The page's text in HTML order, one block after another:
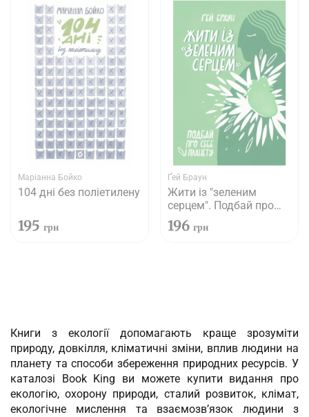
Маріанна Бойко
104 дні без поліетилену
195 грн
Ґей Браун
Жити із "зеленим
серцем". Подбай про
себе і планету
196 грн
Книги з екології допомагають краще зрозуміти
природу, довкілля, кліматичні зміни, вплив людини на
планету та способи збереження природних ресурсів. У
каталозі Book King ви можете купити видання про
екологію, охорону природи, сталий розвиток, клімат,
екологічне мислення та взаємозв’язок людини з